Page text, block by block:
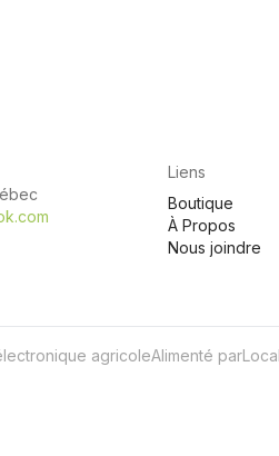
Liens
Boutique
À Propos
Nous joindre
agricoleAlimenté par